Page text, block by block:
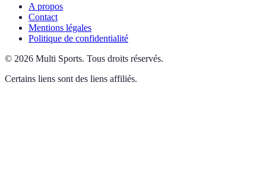
A propos
Contact
Mentions légales
Politique de confidentialité
© 2026 Multi Sports. Tous droits réservés.
Certains liens sont des liens affiliés.